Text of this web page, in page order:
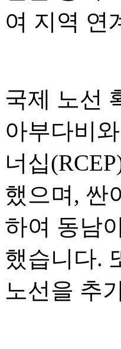
여 지역 연
국제 노선
아부다비
너십
했으며, 싼
하여 동남
했습니다.
노선을 추